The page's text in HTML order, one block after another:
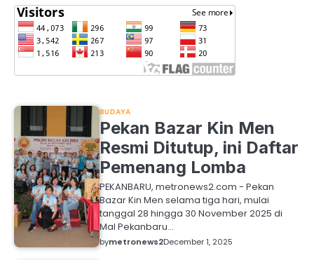
BUDAYA
Pekan Bazar Kin Men
Resmi Ditutup, ini Daftar
Pemenang Lomba
PEKANBARU, metronews2.com - Pekan
Bazar Kin Men selama tiga hari, mulai
tanggal 28 hingga 30 November 2025 di
Mal Pekanbaru…
bymetronews2December 1, 2025